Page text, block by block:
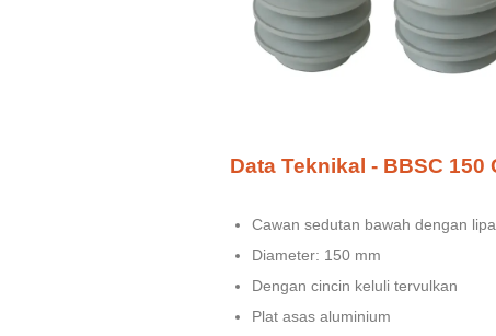
Data Teknikal - BBSC 150
Cawan sedutan bawah dengan
Diameter: 150 mm
Dengan cincin keluli tervulkan
Plat asas aluminium